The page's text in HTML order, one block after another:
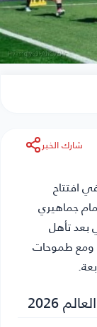
شارك الخبر
افتتاح
وسط اهتمام جماهيري
بعد تأهل
ومع طموحات
2026